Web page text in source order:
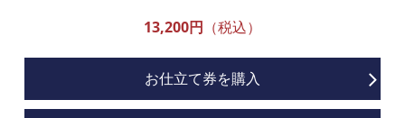
13,200円 （税込）
お仕立て券を購入